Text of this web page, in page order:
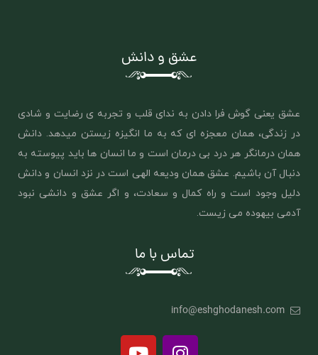
عشق و دانش
عشق یعنی گوش فرا دادن به ندای قلب و تجربه ی رضایت و شادی
در زندگی، همان معجزه ای که به ما انگیزه زیستن میدهد. دانش
همان درمانگر هر درد بی درمان است و ما انسان ها باید پیوسته به
دنبال آن باشیم. عشق همان ‌ودیعه الهی است در نزد انسان و دانش
دلیل وجود است و راه کمال و سعادت، و اگر عشق و دانشی نبود
آدمی بیهوده می زیست.
تماس با ما
info@eshghodanesh.com